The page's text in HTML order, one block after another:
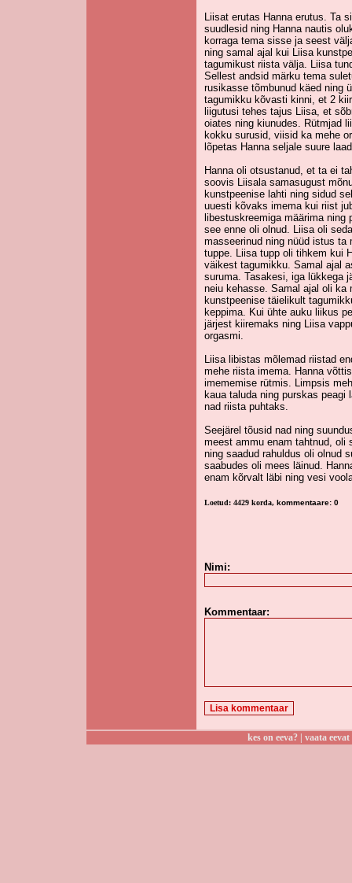
Liisat erutas Hanna erutus. Ta
suudlesid ning Hanna nautis
korraga tema sisse ja seest
ning samal ajal kui Liisa
tagumikust riista välja. Liisa
Sellest andsid märku tema
rusikasse tõmbunud käed ning
tagumikku kõvasti kinni, et 2
liigutusi tehes tajus Liisa, et
oiates ning kiunudes. Rütmjad
kokku surusid, viisid ka mehe
lõpetas Hanna seljale suure
Hanna oli otsustanud, et ta ei
soovis Liisala samasugust
kunstpeenise lahti ning sidud
uuesti kõvaks imema kui riist
libestuskreemiga määrima
see enne oli olnud. Liisa oli
masseerinud ning nüüd istus ta
tuppe. Liisa tupp oli tihkem kui
väikest tagumikku. Samal ajal
suruma. Tasakesi, iga lükkega
neiu kehasse. Samal ajal oli ka
kunstpeenise täielikult
keppima. Kui ühte auku liikus
järjest kiiremaks ning Liisa
orgasmi.
Liisa libistas mõlemad riistad
mehe riista imema. Hanna
imememise rütmis. Limpsis
kaua taluda ning purskas
nad riista puhtaks.
Seejärel tõusid nad ning
meest ammu enam tahtnud, oli
ning saadud rahuldus oli olnud
saabudes oli mees läinud.
enam kõrvalt läbi ning vesi
Loetud: 4429 korda, kommentaare: 0
Nimi:
Kommentaar:
kes on eeva?| vaata